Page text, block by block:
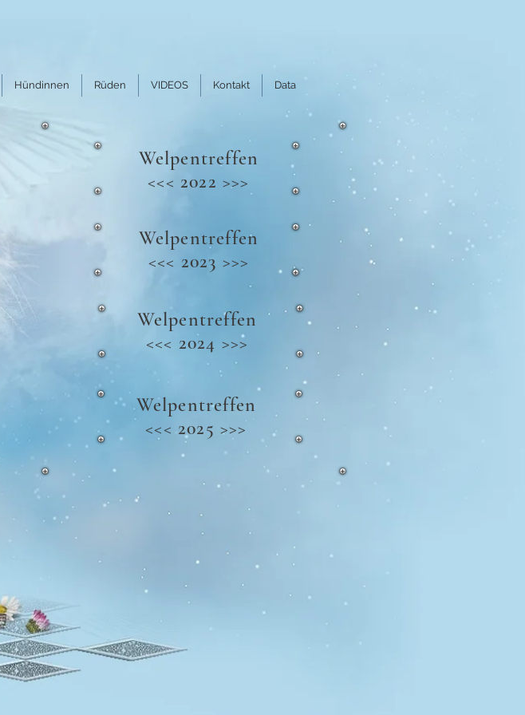
Hündinnen Rüden VIDEOS Kontakt Data
Welpentreffen
<<< 2022 >>>
Welpentreffen
<<< 2023 >>>
Welpentreffen
<<< 2024 >>>
Welpentreffen
<<< 2025 >>>